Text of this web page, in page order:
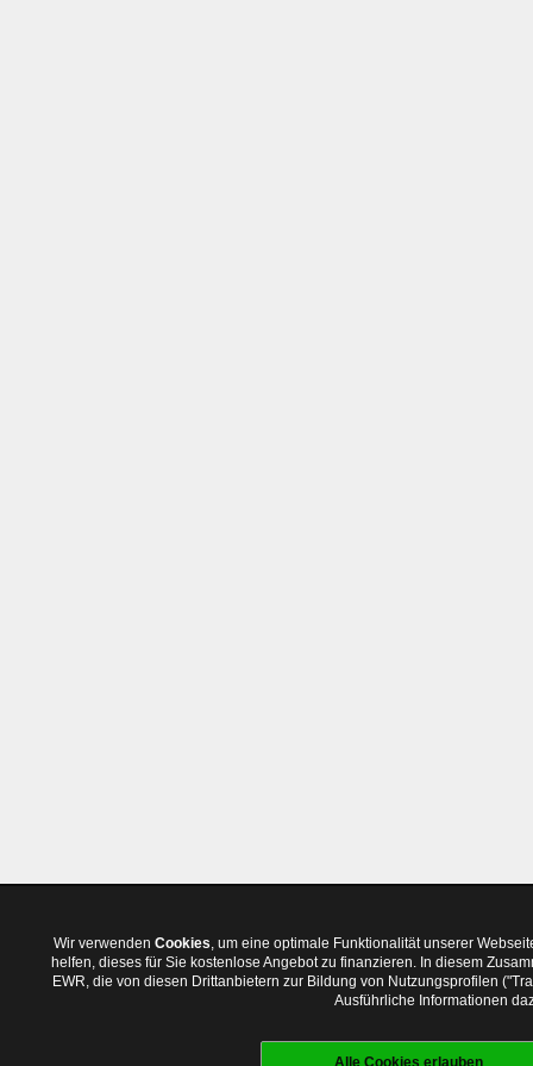
Wir verwenden Cookies, um eine optimale Funktionalität unserer
helfen, dieses für Sie kostenlose Angebot zu finanzieren. In diesem
EWR, die von diesen Drittanbietern zur Bildung von Nutzungsprofilen
Ausführliche Informationen
Alle Cookies erlauben